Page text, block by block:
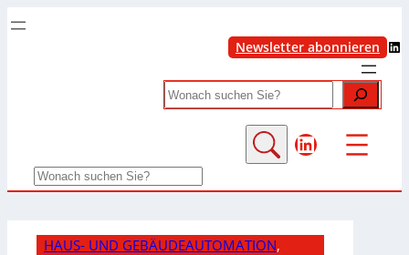
Newsletter abonnieren LinkedIn
Search
LinkedIn
Search
HAUS- UND GEBÄUDEAUTOMATION